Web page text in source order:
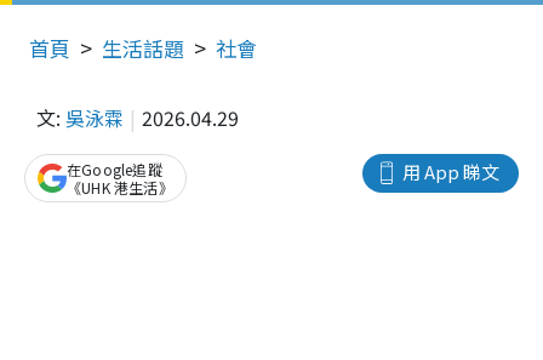
首頁 生活話題 社會
文: 吳泳霖 2026.04.29
用 App 睇文
在Google追蹤
《UHK 港生活》